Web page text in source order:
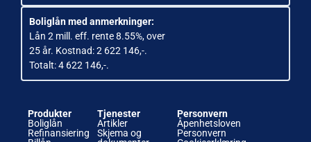
Boliglån med anmerkninger:
Lån 2 mill. eff. rente 8.55%, over
25 år. Kostnad: 2 622 146,-.
Totalt: 4 622 146,-.
Produkter
Boliglån
Refinansiering
Tjenester
Artikler
Skjema og
Personvern
Åpenhetsloven
Personvern